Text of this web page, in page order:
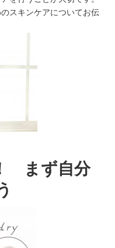
スキンケアについてお伝
まず自分